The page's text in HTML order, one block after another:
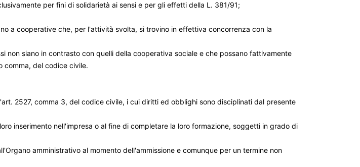
per fini di solidarietà ai sensi e per gli effetti della L. 381/91;
a cooperative che, per l'attività svolta, si trovino in effettiva concorrenza con la
non siano in contrasto con quelli della cooperativa sociale e che possano fattivamente
comma, del codice civile.
2527, comma 3, del codice civile, i cui diritti ed obblighi sono disciplinati dal presente
inserimento nell'impresa o al fine di completare la loro formazione, soggetti in grado di
amministrativo al momento dell'ammissione e comunque per un termine non